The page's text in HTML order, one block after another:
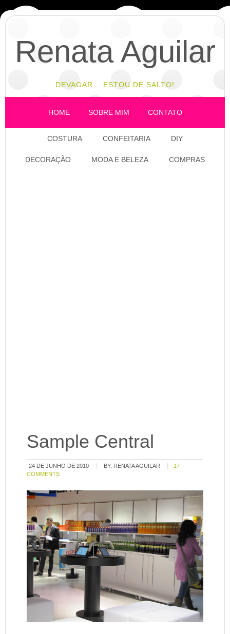
Renata Aguilar
DEVAGAR... ESTOU DE SALTO!
HOME SOBRE MIM CONTATO
COSTURA CONFEITARIA DIY
DECORAÇÃO MODA E BELEZA COMPRAS
Sample Central
24 DE JUNHO DE 2010 BY: RENATA AGUILAR
17
COMMENTS